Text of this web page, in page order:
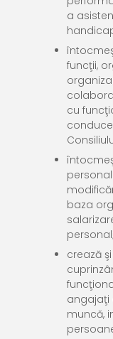
a
funcţii,
cu
baza
personal;
crează
angajaţi
muncă,